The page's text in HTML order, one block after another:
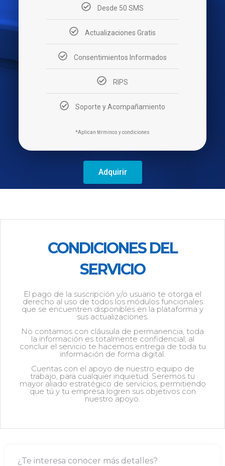
Desde 50 SMS
Actualizaciones Gratis
Consentimientos Informados
RIPS
Soporte y Acompañamiento
*Aplican términos y condiciones
Adquirir
CONDICIONES DEL
SERVICIO
El pago de la suscripción y/o usuario te otorga el
derecho al uso de todos los módulos funcionales
que se encuentren disponibles en la plataforma y
sus actualizaciones.
No contamos con cláusula de permanencia, toda
la información es totalmente confidencial, al
concluir el servicio te hacemos entrega de toda tu
información de forma digital.
Cuentas con el apoyo de nuestro equipo de
trabajo, para cualquier inquietud. Seremos tu
mayor aliado estratégico de servicios, permitiendo
que tú y tu empresa logren sus objetivos con
nuestro apoyo.
¿Te interesa conocer más detalles?